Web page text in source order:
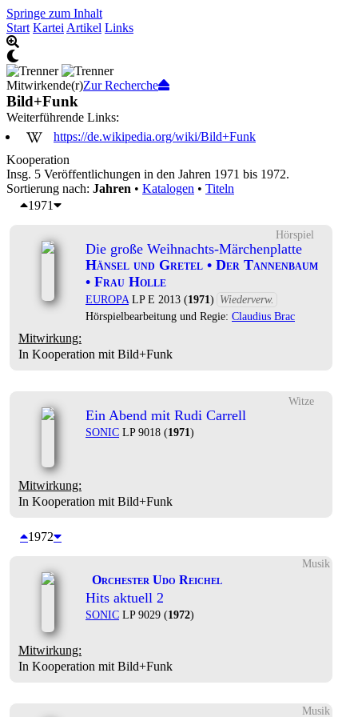
Springe zum Inhalt
Start Kartei Artikel Links
Mitwirkende(r)Zur Recherche
Bild+Funk
Weiterführende Links:
https://de.wikipedia.org/wiki/Bild+Funk
Kooperation
Insg. 5 Veröffentlichungen in den Jahren 1971 bis 1972.
Sortierung nach: Jahren • Katalogen • Titeln
1971
Hörspiel
Die große Weihnachts-Märchenplatte
Hänsel und Gretel • Der Tannenbaum
• Frau Holle
EUROPA LP E 2013 (1971) Wiederverw.
Hörspielbearbeitung und Regie: Claudius Brac
Mitwirkung:
In Kooperation mit Bild+Funk
Witze
Ein Abend mit Rudi Carrell
SONIC LP 9018 (1971)
Mitwirkung:
In Kooperation mit Bild+Funk
1972
Musik
Orchester Udo Reichel
Hits aktuell 2
SONIC LP 9029 (1972)
Mitwirkung:
In Kooperation mit Bild+Funk
Musik